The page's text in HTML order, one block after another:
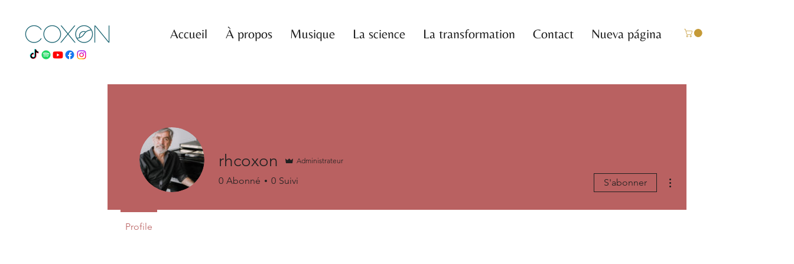
Accueil À propos Musique La science La transformation Contact Nueva página
rhcoxon Administrateur
0 Abonné 0 Suivi S'abonner
Profile